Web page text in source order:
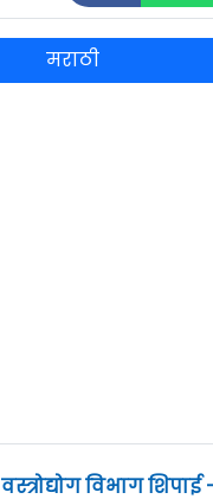
मराठी
विभाग शिपाई